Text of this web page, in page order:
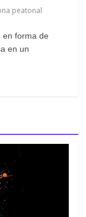
peatonal
en forma de
en un